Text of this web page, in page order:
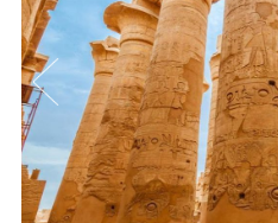
0700 18 308